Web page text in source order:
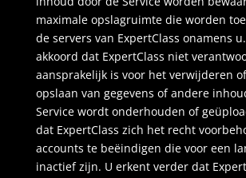
maximale opslagruimte die worden
de servers van ExpertClass onamens
akkoord dat ExpertClass niet
aansprakelijk is voor het verwijderen
opslaan van gegevens of andere
Service wordt onderhouden of
dat ExpertClass zich het recht
accounts te beëindigen die voor een
inactief zijn. U erkent verder dat